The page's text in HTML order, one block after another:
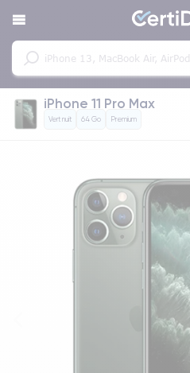
iPhone 11 Pro Max
Vert nuit 64 Go Premium